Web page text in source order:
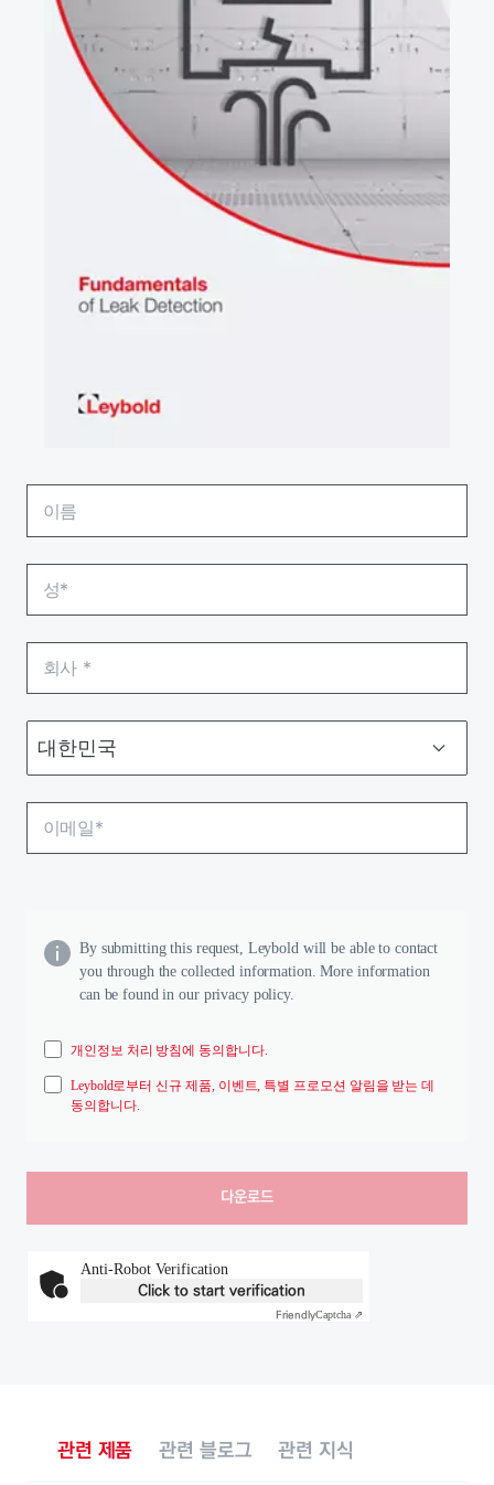
By submitting this request, Leybold will be able to contact
you through the collected information. More information
can be found in our privacy policy.
개인정보 처리 방침에 동의합니다.
Leybold로부터 신규 제품, 이벤트, 특별 프로모션 알림을 받는 데
동의합니다.
Anti-Robot Verification
Click to start verification
FriendlyCaptcha ⇗
관련 제품 관련 블로그 관련 지식